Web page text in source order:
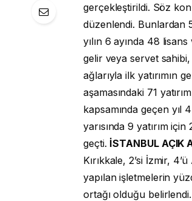
gerçekleştirildi. Söz
düzenlendi. Bunlardan
yılın 6 ayında 48 lisans
gelir veya servet
ağlarıyla ilk yatırımın
aşamasındaki 71
kapsamında geçen yıl
yarısında 9 yatırım
geçti. İSTANBUL AÇIK
Kırıkkale, 2’si İzmir,
yapılan işletmelerin
ortağı olduğu belirlendi.